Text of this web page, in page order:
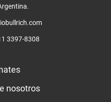
3397-8308
nosotros